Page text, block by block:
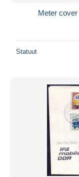
Meter
Statuut